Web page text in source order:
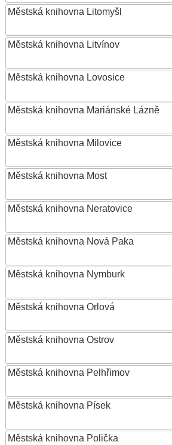
Městská knihovna Litomyšl
Městská knihovna Litvínov
Městská knihovna Lovosice
Městská knihovna Mariánské Lázně
Městská knihovna Milovice
Městská knihovna Most
Městská knihovna Neratovice
Městská knihovna Nová Paka
Městská knihovna Nymburk
Městská knihovna Orlová
Městská knihovna Ostrov
Městská knihovna Pelhřimov
Městská knihovna Písek
Městská knihovna Polička